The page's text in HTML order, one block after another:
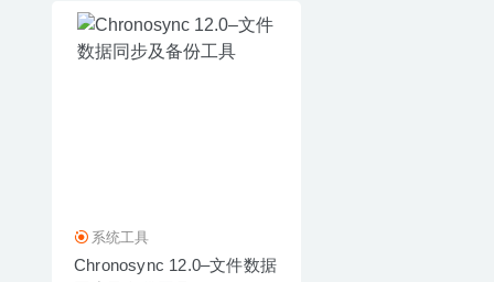
系统工具
Chronosync 12.0–文件数据